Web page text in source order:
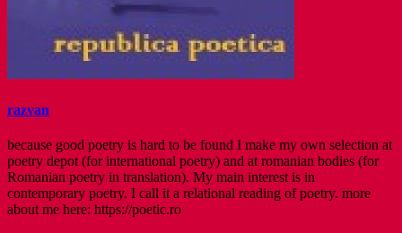
razvan
because good poetry is hard to be found I make my own selection at
poetry depot (for international poetry) and at romanian bodies (for
Romanian poetry in translation). My main interest is in
contemporary poetry. I call it a relational reading of poetry. more
about me here: https://poetic.ro